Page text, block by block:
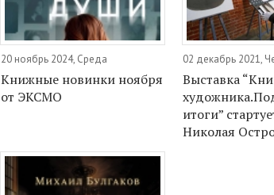
20 ноябрь 2024, Среда
Книжные новинки ноября
от ЭКСМО
02 декабрь 2021,
Выставка
итоги”
Николая